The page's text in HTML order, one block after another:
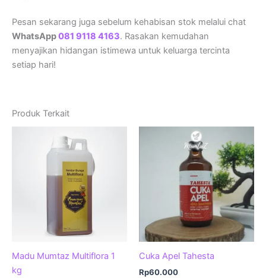
Pesan sekarang juga sebelum kehabisan stok melalui chat
WhatsApp081 9118 4163. Rasakan kemudahan
menyajikan hidangan istimewa untuk keluarga tercinta
setiap hari!
Produk Terkait
Madu Mumtaz Multiflora 1
kg
Cuka Apel Tahesta
Rp60.000